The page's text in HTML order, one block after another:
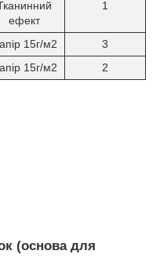
ефект
1
15г/м2
3
15г/м2 2
(основа для